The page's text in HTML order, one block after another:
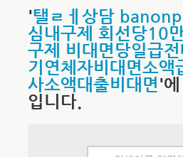
'탤ㄹㅔ상담
심내구제 회선당10
구제 비대면당일급
기연체자비대면소액
사소액대출비대면'
입니다.